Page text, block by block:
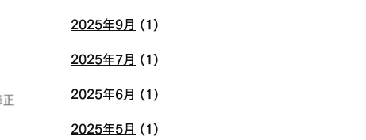
2025年9月 (1)
2025年7月 (1)
2025年6月 (1)
2025年5月 (1)